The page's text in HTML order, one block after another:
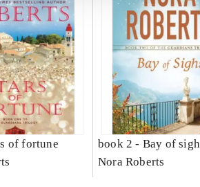
of fortune
book 2 - Bay of
Nora Roberts